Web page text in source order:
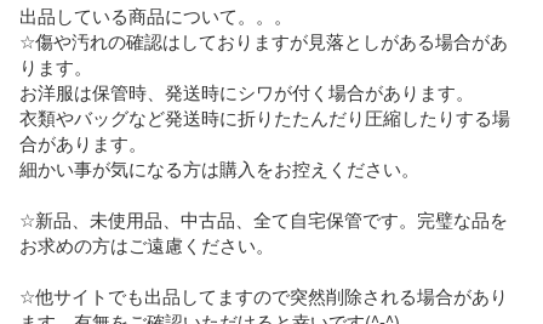
出品している商品について。。。
☆傷や汚れの確認はしておりますが見落としがある場合があ
ります。
お洋服は保管時、発送時にシワが付く場合があります。
衣類やバッグなど発送時に折りたたんだり圧縮したりする場
合があります。
細かい事が気になる方は購入をお控えください。
☆新品、未使用品、中古品、全て自宅保管です。完璧な品を
お求めの方はご遠慮ください。
☆他サイトでも出品してますので突然削除される場合があり